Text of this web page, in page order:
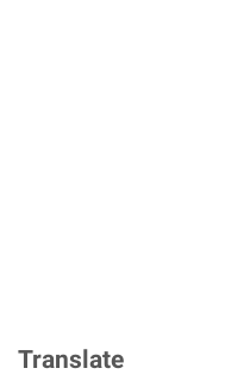
Translate